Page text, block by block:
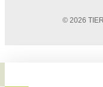
© 2026